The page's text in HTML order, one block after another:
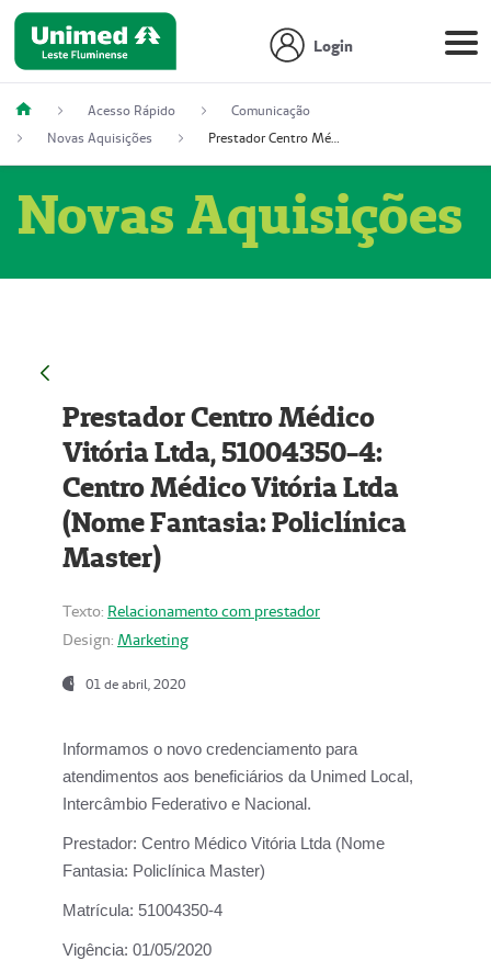
Login
Acesso Rápido
Comunicação
Novas Aquisições
Prestador Centro Médico Vitória Ltda, 51004350-4: Centro Médico Vitória Ltda (Nome Fantasia: Policlínica Master)
Novas Aquisições
Prestador Centro Médico
Vitória Ltda, 51004350-4:
Centro Médico Vitória Ltda
(Nome Fantasia: Policlínica
Master)
Texto: Relacionamento com prestador
Design: Marketing
01 de abril, 2020
Informamos o novo credenciamento para
atendimentos aos beneficiários da Unimed Local,
Intercâmbio Federativo e Nacional.
Prestador: Centro Médico Vitória Ltda (Nome
Fantasia: Policlínica Master)
Matrícula: 51004350-4
Vigência: 01/05/2020